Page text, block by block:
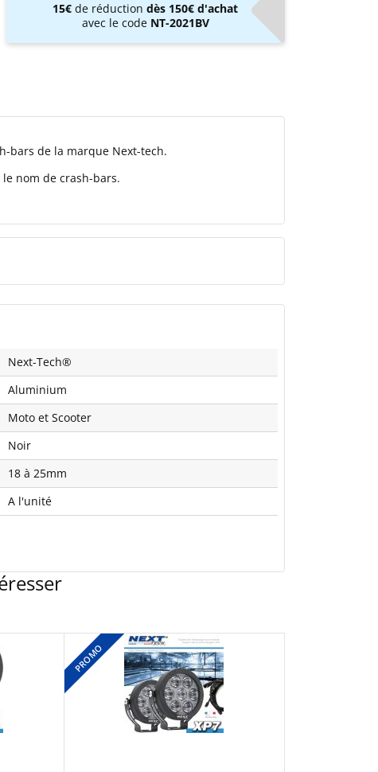
15€ de réductiondès 150€ d'achat
avec le code NT-2021BV
bars de la marque Next-tech.
le nom de crash-bars.
Next-Tech®
Aluminium
Moto et Scooter
Noir
18 à 25mm
A l'unité
PROMO